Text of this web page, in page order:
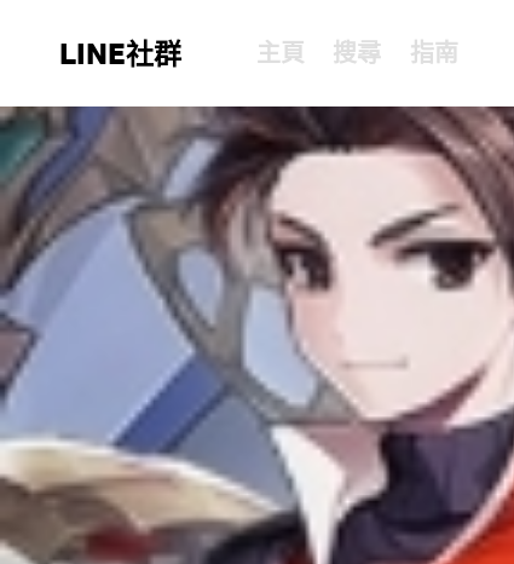
LINE社群 主頁 搜尋 指南